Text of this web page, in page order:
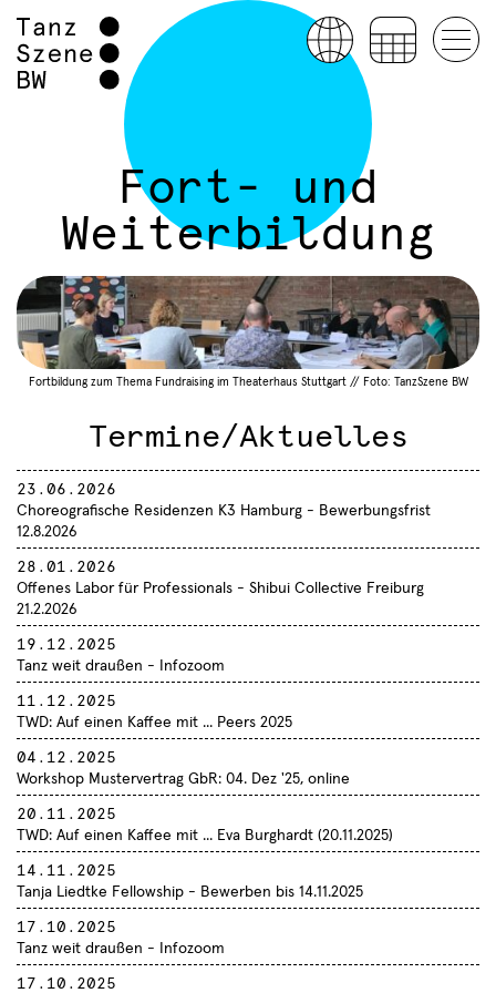
Aktuelles
Über uns
Satzung
Aktivitäten
Fort- und
Weiterbildung
Fortbildung zum Thema Fundraising im Theaterhaus Stuttgart // Foto: TanzSzene BW
Termine/Aktuelles
23.06.2026
Choreografische Residenzen K3 Hamburg - Bewerbungsfrist
12.8.2026
28.01.2026
Offenes Labor für Professionals - Shibui Collective Freiburg
21.2.2026
19.12.2025
Tanz weit draußen - Infozoom
11.12.2025
TWD: Auf einen Kaffee mit ... Peers 2025
04.12.2025
Workshop Mustervertrag GbR: 04. Dez '25, online
20.11.2025
TWD: Auf einen Kaffee mit ... Eva Burghardt (20.11.2025)
14.11.2025
Tanja Liedtke Fellowship - Bewerben bis 14.11.2025
17.10.2025
Tanz weit draußen - Infozoom
17.10.2025
Termine
28.06.2026
Fachtag "Tanz und Care" in
Kooperation mit Dachverband
Community Tagungen und Symposien
Veranstaltungen
Workshops und Fortbildungen
Choreografen Compagnien
Freie Ensembles Institutionen
4
7
Sie haben sich erfolgreich
für den TanzSzene Baden-
Württemberg Newsletter
angemeldet.
Danke!